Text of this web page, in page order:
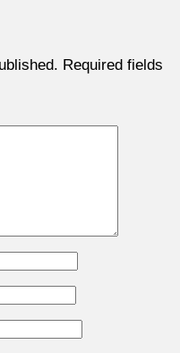
Required fields